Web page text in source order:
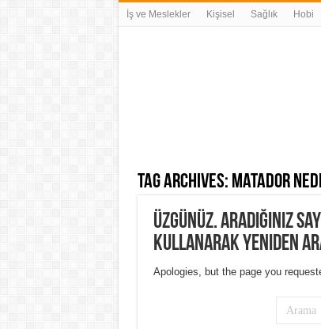
İş ve Meslekler Kişisel Sağlık Hobi
Tag Archives: matador
Üzgünüz. Aradığınız
kullanarak yeniden
Apologies, but the page you